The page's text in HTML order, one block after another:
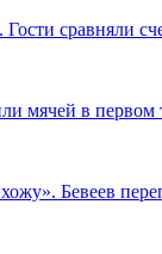
сравняли
мячей в первом
Бевеев